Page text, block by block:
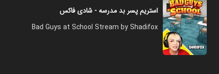
استریم پسر بد مدرسه - شادی فاکس
Bad Guys at School Stream by Shadifox